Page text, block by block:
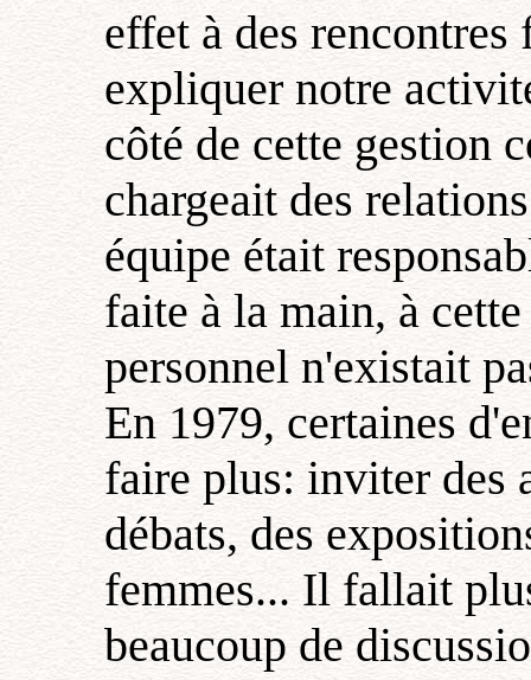
effet à des
expliquer notre
côté de cette gestion
chargeait des
équipe était
faite à la main, à
personnel n'existait
En 1979, certaines
faire plus: inviter des
débats, des
femmes... Il fallait
beaucoup de